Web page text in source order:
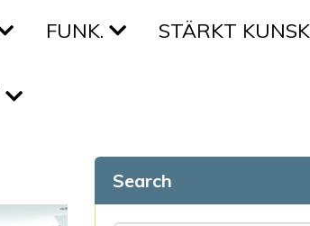
FUNK. STÄRKT
Search